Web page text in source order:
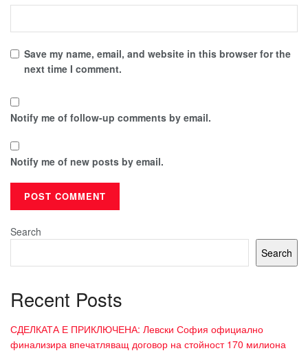
Save my name, email, and website in this browser for the
next time I comment.
Notify me of follow-up comments by email.
Notify me of new posts by email.
Search
Search
Recent Posts
СДЕЛКАТА Е ПРИКЛЮЧЕНА: Левски София официално
финализира впечатляващ договор на стойност 170 милиона